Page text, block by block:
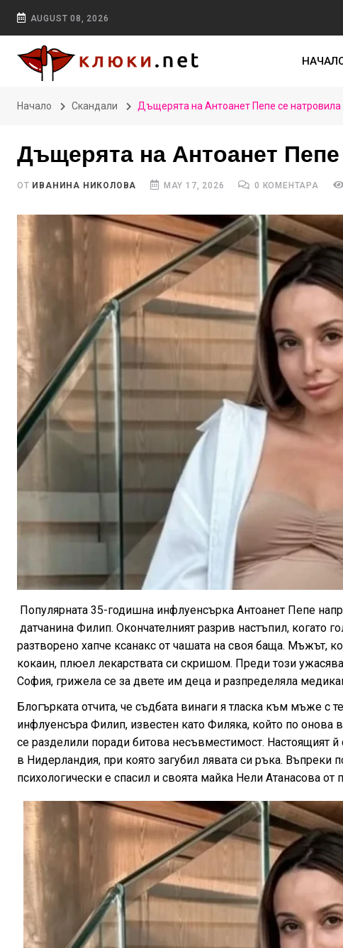
AUGUST 08, 2026
Начало Скандали Дъщерята на Антоанет Пепе се натровила
Дъщерята на Антоанет
ОТ ИВАНИНА НИКОЛОВА MAY 17, 2026 0 КОМЕНТАРА
Популярната 35-годишна инфлуенсърка Антоанет Пепе
датчанина Филип. Окончателният разрив настъпил, когато
разтворено хапче ксанакс от чашата на своя баща. Мъжът,
кокаин, плюел лекарствата си скришом. Преди този
София, грижела се за двете им деца и разпределяла
Блогърката отчита, че съдбата винаги я тласка към мъже с
инфлуенсъра Филип, известен като Филяка, който по онова
се разделили поради битова несъвместимост. Настоящият
в Нидерландия, при която загубил лявата си ръка. Въпреки
психологически е спасил и своята майка Нели Атанасова от